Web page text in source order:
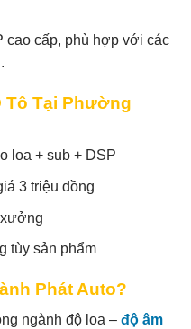
cao cấp, phù hợp với các
Tô Tại Phường
loa + sub + DSP
3 triệu đồng
tùy sản phẩm
Phát Auto?
ngành độ loa – độ âm